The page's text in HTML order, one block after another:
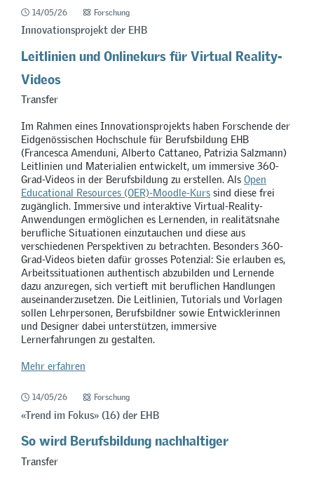
14/05/26 Forschung
Innovationsprojekt der EHB
Leitlinien und Onlinekurs für Virtual Reality-
Videos
Transfer
Im Rahmen eines Innovationsprojekts haben Forschende der
Eidgenössischen Hochschule für Berufsbildung EHB
(Francesca Amenduni, Alberto Cattaneo, Patrizia Salzmann)
Leitlinien und Materialien entwickelt, um immersive 360-
Grad-Videos in der Berufsbildung zu erstellen. Als Open
Educational Resources (OER)-Moodle-Kurs sind diese frei
zugänglich. Immersive und interaktive Virtual-Reality-
Anwendungen ermöglichen es Lernenden, in realitätsnahe
berufliche Situationen einzutauchen und diese aus
verschiedenen Perspektiven zu betrachten. Besonders 360-
Grad-Videos bieten dafür grosses Potenzial: Sie erlauben es,
Arbeitssituationen authentisch abzubilden und Lernende
dazu anzuregen, sich vertieft mit beruflichen Handlungen
auseinanderzusetzen. Die Leitlinien, Tutorials und Vorlagen
sollen Lehrpersonen, Berufsbildner sowie Entwicklerinnen
und Designer dabei unterstützen, immersive
Lernerfahrungen zu gestalten.
Mehr erfahren
14/05/26 Forschung
«Trend im Fokus» (16) der EHB
So wird Berufsbildung nachhaltiger
Transfer